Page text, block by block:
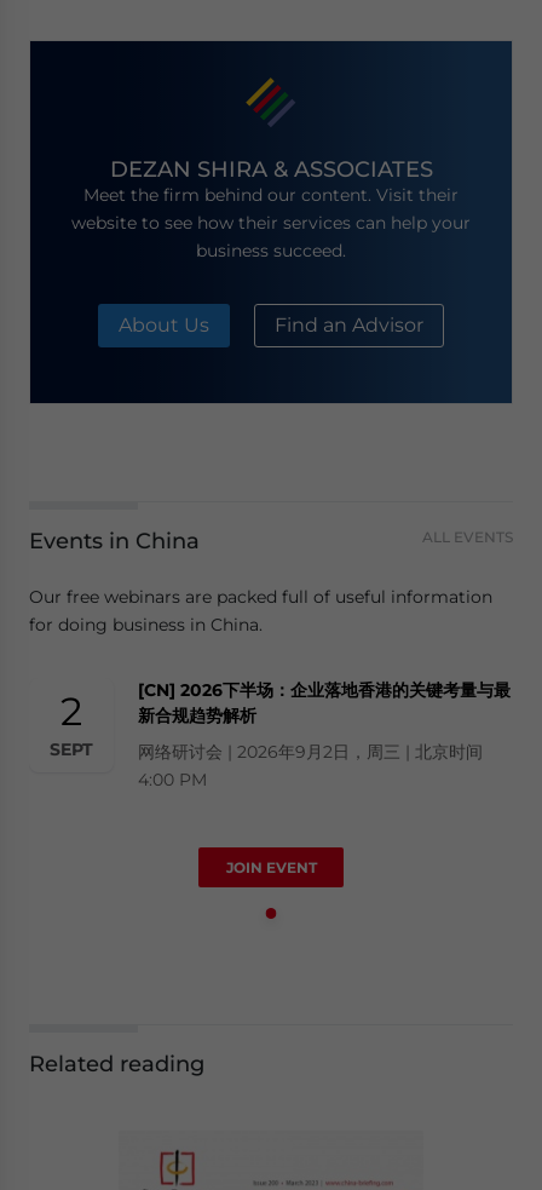
DEZAN SHIRA & ASSOCIATES
Meet the firm behind our content. Visit their
website to see how their services can help your
business succeed.
About Us Find an Advisor
Events in China ALL EVENTS
Our free webinars are packed full of useful information
for doing business in China.
2
SEPT
[CN] 2026下半场：企业落地香港的关键考量与最
新合规趋势解析
网络研讨会 | 2026年9月2日，周三 | 北京时间
4:00 PM
JOIN EVENT
Related reading